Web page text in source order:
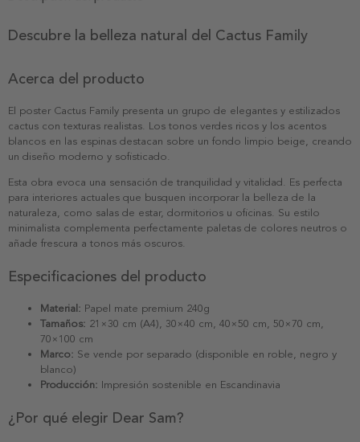
Descubre la belleza natural del Cactus Family
Acerca del producto
El poster Cactus Family presenta un grupo de elegantes y estilizados
cactus con texturas realistas. Los tonos verdes ricos y los acentos
blancos en las espinas destacan sobre un fondo limpio beige, creando
un diseño moderno y sofisticado.
Esta obra evoca una sensación de tranquilidad y vitalidad. Es perfecta
para interiores actuales que busquen incorporar la belleza de la
naturaleza, como salas de estar, dormitorios u oficinas. Su estilo
minimalista complementa perfectamente paletas de colores neutros o
añade frescura a tonos más oscuros.
Especificaciones del producto
Material: Papel mate premium 240g
Tamaños: 21×30 cm (A4), 30×40 cm, 40×50 cm, 50×70 cm,
70×100 cm
Marco: Se vende por separado (disponible en roble, negro y
blanco)
Producción: Impresión sostenible en Escandinavia
¿Por qué elegir Dear Sam?